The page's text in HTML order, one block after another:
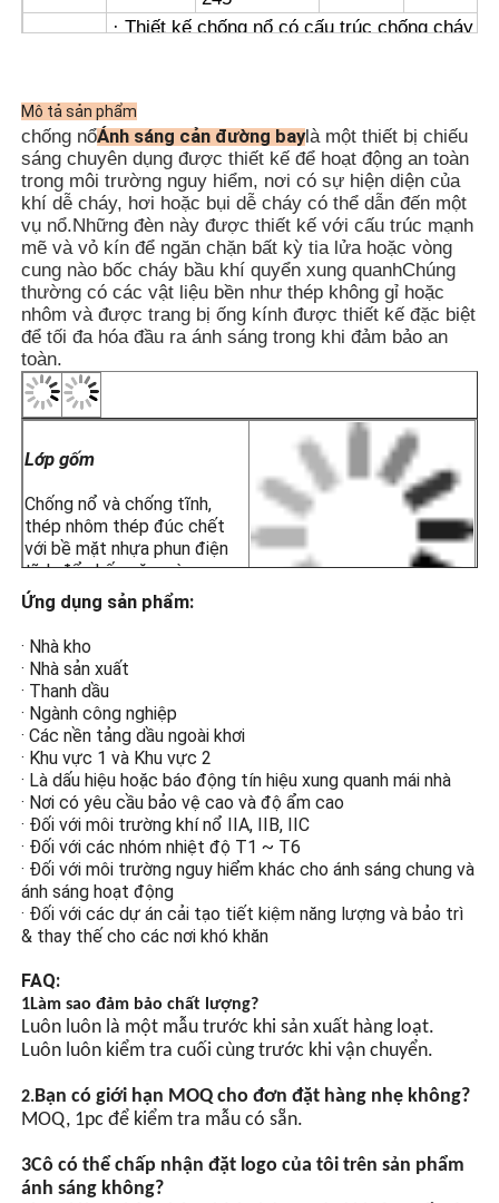
Các đặc
điểm
· Thiết kế chống nổ có cấu trúc chống cháy
phun điện tĩnh để có ngoại hình hấp dẫn.
· Nó sử dụng một nguồn ánh sáng LED sáng
cao, cung cấp tiêu thụ năng lượng thấp, tuổi
thọ dài và không cần bảo trì.
· Đèn cản hàng không chống nổ có sẵn trong
các tùy chọn cường độ thấp, trung bình và
cao.
· Cấu trúc kín, có độ bảo vệ cao, được trang
bị vỏ kín cao su silicon chống lão hóa, cung
cấp bảo vệ tuyệt vời.
Nó có một con chip tích hợp với nhiều mạch
bảo vệ và có thể được trang bị một con chip
đèn.
· Nó sử dụng một công tắc hoạt động bằng
ánh sáng tự động để có độ tin cậy cao, tự
động bật vào ban đêm và trong điều kiện
sương mù, và tắt trong ngày.
· Đồng bộ không dây có sẵn theo yêu cầu để
dễ sử dụng và cài đặt; vui lòng chỉ định khi
đặt hàng.
Nó phù hợp cho cả ống thép và dây cáp.
APPL
· Các nhà máy chế biến hóa chất
· Các giàn khoan ngoài khơi
· Trạm LNG
· Mỏ than và cơ sở hạ tầng đường hầm
· Các kho lưu trữ nguy hiểm
· Khu vực 1 và Khu vực 2
· Đối với các nhóm nhiệt độ T1 ~ T6
· Đối với môi trường khí nổ IIA, IIB, IIC
Mô tả sản phẩm
chống nổÁnh sáng cản đường baylà một thiết bị chiếu
sáng chuyên dụng được thiết kế để hoạt động an toàn
trong môi trường nguy hiểm, nơi có sự hiện diện của
khí dễ cháy, hơi hoặc bụi dễ cháy có thể dẫn đến một
vụ nổ.Những đèn này được thiết kế với cấu trúc mạnh
mẽ và vỏ kín để ngăn chặn bất kỳ tia lửa hoặc vòng
cung nào bốc cháy bầu khí quyển xung quanhChúng
thường có các vật liệu bền như thép không gỉ hoặc
nhôm và được trang bị ống kính được thiết kế đặc biệt
để tối đa hóa đầu ra ánh sáng trong khi đảm bảo an
toàn.
Lớp gốm
Chống nổ và chống tĩnh,
thép nhôm thép đúc chết
với bề mặt nhựa phun điện
tĩnh để chống ăn mòn,
chống tĩnh và chống va
chạm.
tinh cứng cao ngăn chặn tia
lửa cung từ ánh sáng tiếp
xúc với khí dễ cháy và gây
ra vụ nổ.
Thiết kế tiết kiệm năng
lượng
Đèn đèn LED sáng cao,
đèn LED chip tiết kiệm năng
lượng có độ sáng cao và
tiết kiệm năng lượng hơn
Đồng bộ hóa GPS ((Tìm
Ứng dụng sản phẩm:
· Nhà kho
· Nhà sản xuất
· Thanh dầu
· Ngành công nghiệp
· Các nền tảng dầu ngoài khơi
· Khu vực 1 và Khu vực 2
· Là dấu hiệu hoặc báo động tín hiệu xung quanh mái nhà
· Nơi có yêu cầu bảo vệ cao và độ ẩm cao
· Đối với môi trường khí nổ IIA, IIB, IIC
· Đối với các nhóm nhiệt độ T1 ~ T6
· Đối với môi trường nguy hiểm khác cho ánh sáng chung và
ánh sáng hoạt động
· Đối với các dự án cải tạo tiết kiệm năng lượng và bảo trì
& thay thế cho các nơi khó khăn
FAQ:
1Làm sao đảm bảo chất lượng?
Luôn luôn là một mẫu trước khi sản xuất hàng loạt.
Luôn luôn kiểm tra cuối cùng trước khi vận chuyển.
2.Bạn có giới hạn MOQ cho đơn đặt hàng nhẹ không?
MOQ, 1pc để kiểm tra mẫu có sẵn.
3Cô có thể chấp nhận đặt logo của tôi trên sản phẩm
ánh sáng không?